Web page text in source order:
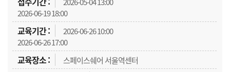
2026-06-19 18:00
2026-06-26 10:00
2026-06-26 17:00
스페이스쉐어 서울역센터